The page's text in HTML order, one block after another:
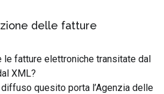
delle fatture
le fatture elettroniche transitate dal
XML?
quesito porta l’Agenzia delle